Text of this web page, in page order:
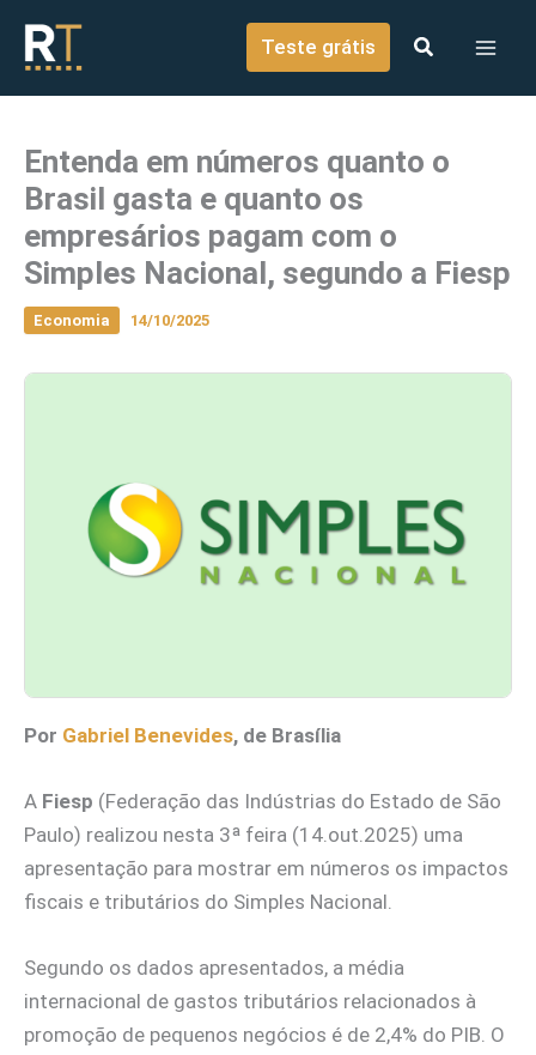
conteúdo
Teste grátis
Entenda em números quanto o
Brasil gasta e quanto os
empresários pagam com o
Simples Nacional, segundo a Fiesp
Economia 14/10/2025
Por Gabriel Benevides, de Brasília
A Fiesp (Federação das Indústrias do Estado de São
Paulo) realizou nesta 3ª feira (14.out.2025) uma
apresentação para mostrar em números os impactos
fiscais e tributários do Simples Nacional.
Segundo os dados apresentados, a média
internacional de gastos tributários relacionados à
promoção de pequenos negócios é de 2,4% do PIB. O